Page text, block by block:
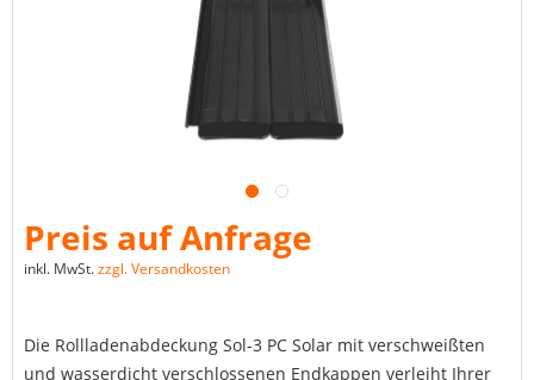
Preis auf Anfrage
inkl. MwSt.zzgl. Versandkosten
Die Rollladenabdeckung Sol-3 PC Solar mit verschweißten
und wasserdicht verschlossenen Endkappen verleiht Ihrer